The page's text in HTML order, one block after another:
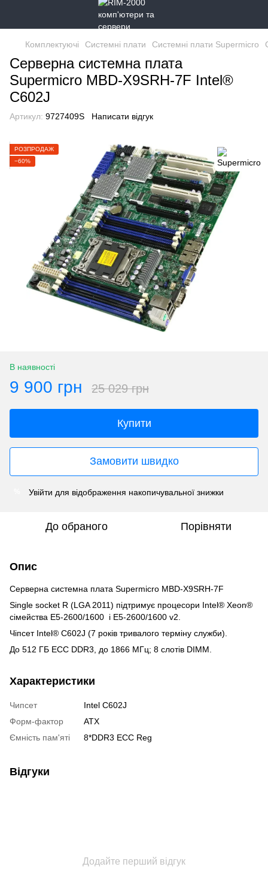
Комплектуючі Системні плати Системні плати Supermicro
Серверна системна плата
Supermicro MBD-X9SRH-7F Intel®
C602J
Артикул: 9727409S Написати відгук
РОЗПРОДАЖ
−60%
В наявності
9 900 грн 25 029 грн
Купити
Замовити швидко
Увійти для відображення накопичувальної знижки
До обраного Порівняти
Опис
Серверна системна плата Supermicro MBD-X9SRH-7F
Single socket R (LGA 2011) підтримує процесори Intel® Xeon®
сімейства E5-2600/1600 і E5-2600/1600 v2.
Чіпсет Intel® C602J (7 років тривалого терміну служби).
До 512 ГБ ECC DDR3, до 1866 МГц; 8 слотів DIMM.
Характеристики
Чипсет
Intel C602J
Форм-фактор
ATX
Ємність пам'яті
8*DDR3 ECC Reg
Відгуки
Додайте перший відгук